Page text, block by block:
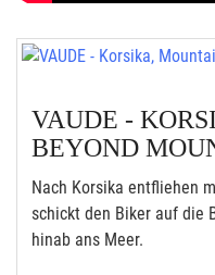
VAUDE -
BEYOND
Nach Korsika entfliehen
schickt den Biker auf die
hinab ans Meer.